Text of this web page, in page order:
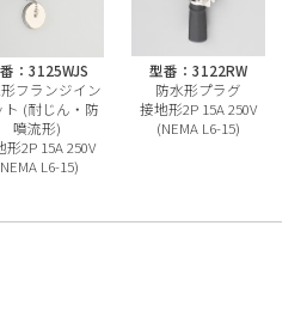
：3125WJS
フランジイン
ト (耐じん・防
噴流形)
形2P 15A 250V
L6-15)
型番：3122RW
防水形プラグ
接地形2P 15A 250V
(NEMA L6-15)